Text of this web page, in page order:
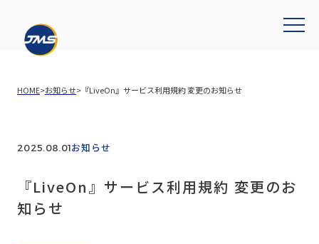
HOME>お知らせ> 『LiveOn』サービス利用規約 変更のお知らせ
2025.08.01お知らせ
『LiveOn』サービス利用規約 変更のお
知らせ